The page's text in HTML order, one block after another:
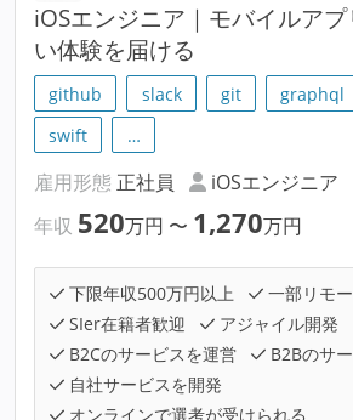
iOSエンジニア｜モバイルア
い体験を届ける
github slack git graphql
swift
…
雇用形態 正社員 iOSエンジニア
年収 520万円 〜 1,270万円
下限年収500万円以上
一部リモ
SIer在籍者歓迎
アジャイル開発
B2Cのサービスを運営
B2Bのサ
自社サービスを開発
オンラインで選考が受けられる